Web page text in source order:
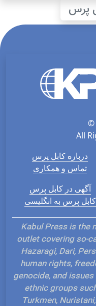
پرس
©
All
درباره کابل پرس
تماس و همکاری
آگهی در کابل پرس
کابل پرس به انگلیسی
Kabul Press is the
outlet covering so-
Hazaragi, Dari,
human rights,
genocide, and
ethnic groups
Turkmen,